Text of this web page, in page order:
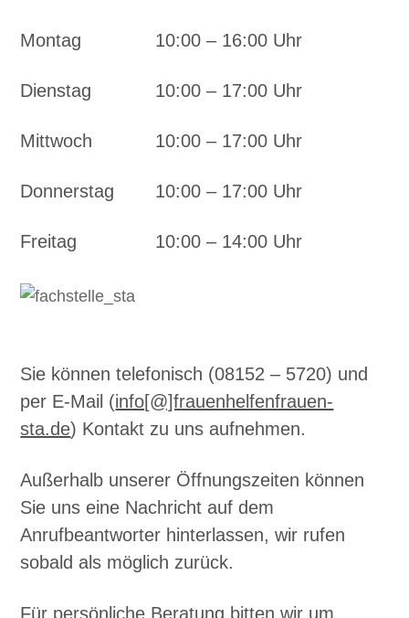
Montag
Dienstag
Mittwoch
Donnerstag
Freitag
10:00 – 16:00 Uhr
10:00 – 17:00 Uhr
10:00 – 17:00 Uhr
10:00 – 17:00 Uhr
10:00 – 14:00 Uhr
Sie können telefonisch (08152 – 5720) und
per E-Mail (info[@]frauenhelfenfrauen-
sta.de) Kontakt zu uns aufnehmen.
Außerhalb unserer Öffnungszeiten können
Sie uns eine Nachricht auf dem
Anrufbeantworter hinterlassen, wir rufen
sobald als möglich zurück.
Für persönliche Beratung bitten wir um